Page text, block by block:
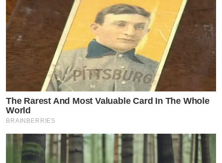
The Rarest And Most Valuable Card In The Whole
World
BRAINBERRIES